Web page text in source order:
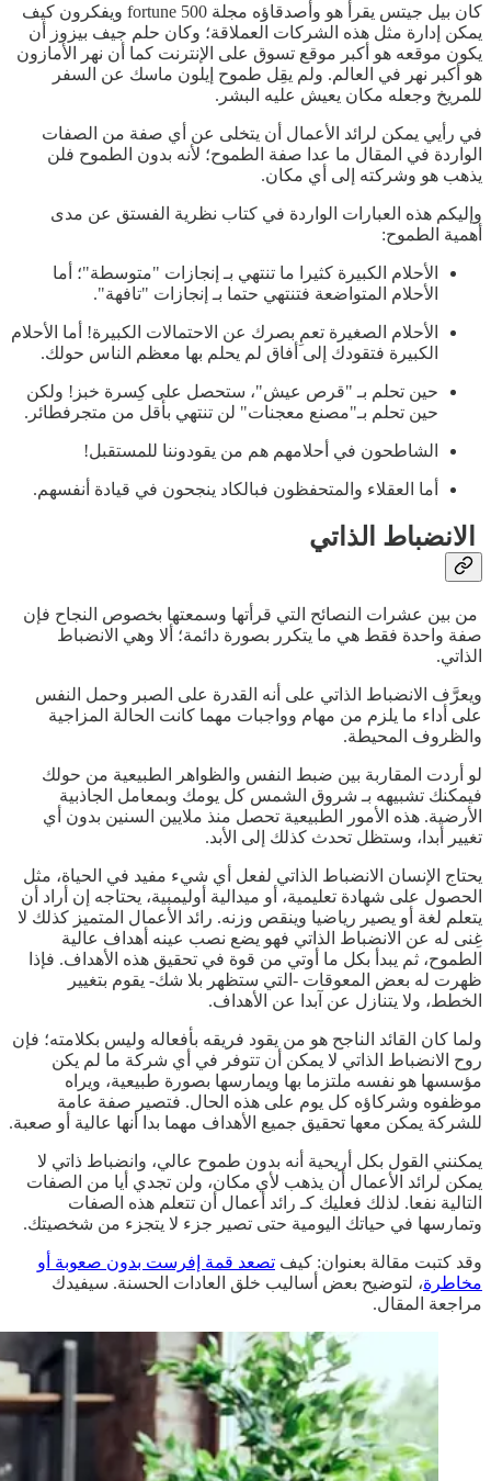
كان بيل جيتس يقرأ هو وأصدقاؤه مجلة 500 fortune ويفكرون كيف
يمكن إدارة مثل هذه الشركات العملاقة؛ وكان حلم جيف بيزوز أن
يكون موقعه هو أكبر موقع تسوق على الإنترنت كما أن نهر الأمازون
هو أكبر نهر في العالم. ولم يقِل طموح إيلون ماسك عن السفر
للمريخ وجعله مكان يعيش عليه البشر.
في رأيي يمكن لرائد الأعمال أن يتخلى عن أي صفة من الصفات
الواردة في المقال ما عدا صفة الطموح؛ لأنه بدون الطموح فلن
يذهب هو وشركته إلى أي مكان.
وإليكم هذه العبارات الواردة في كتاب نظرية الفستق عن مدى
أهمية الطموح:
الأحلام الكبيرة كثيرا ما تنتهي بـ إنجازات "متوسطة"؛ أما
الأحلام المتواضعة فتنتهي حتما بـ إنجازات "تافهة".
الأحلام الصغيرة تعمِ بصرك عن الاحتمالات الكبيرة! أما الأحلام
الكبيرة فتقودك إلى أفاق لم يحلم بها معظم الناس حولك.
حين تحلم بـ "قرص عيش"، ستحصل على كِسرة خبز! ولكن
حين تحلم بـ"مصنع معجنات" لن تنتهي بأقل من متجرفطائر.
الشاطحون في أحلامهم هم من يقودوننا للمستقبل!
أما العقلاء والمتحفظون فبالكاد ينجحون في قيادة أنفسهم.
الانضباط الذاتي
من بين عشرات النصائح التي قرأتها وسمعتها بخصوص النجاح فإن
صفة واحدة فقط هي ما يتكرر بصورة دائمة؛ ألا وهي الانضباط
الذاتي.
ويعرَّف الانضباط الذاتي على أنه القدرة على الصبر وحمل النفس
على أداء ما يلزم من مهام وواجبات مهما كانت الحالة المزاجية
والظروف المحيطة.
لو أردت المقاربة بين ضبط النفس والظواهر الطبيعية من حولك
فيمكنك تشبيهه بـ شروق الشمس كل يومك وبمعامل الجاذبية
الأرضية. هذه الأمور الطبيعية تحصل منذ ملايين السنين بدون أي
تغيير أبدا، وستظل تحدث كذلك إلى الأبد.
يحتاج الإنسان الانضباط الذاتي لفعل أي شيء مفيد في الحياة، مثل
الحصول على شهادة تعليمية، أو ميدالية أوليمبية، يحتاجه إن أراد أن
يتعلم لغة أو يصير رياضيا وينقص وزنه. رائد الأعمال المتميز كذلك لا
غِنى له عن الانضباط الذاتي فهو يضع نصب عينه أهداف عالية
الطموح، ثم يبدأ بكل ما أوتي من قوة في تحقيق هذه الأهداف. فإذا
ظهرت له بعض المعوقات -التي ستظهر بلا شك- يقوم بتغيير
الخطط، ولا يتنازل عن آبدا عن الأهداف.
ولما كان القائد الناجح هو من يقود فريقه بأفعاله وليس بكلامته؛ فإن
روح الانضباط الذاتي لا يمكن أن تتوفر في أي شركة ما لم يكن
مؤسسها هو نفسه ملتزما بها ويمارسها بصورة طبيعية، ويراه
موظفوه وشركاؤه كل يوم على هذه الحال. فتصير صفة عامة
للشركة يمكن معها تحقيق جميع الأهداف مهما بدا أنها عالية أو صعبة.
يمكنني القول بكل أريحية أنه بدون طموح عالي، وانضباط ذاتي لا
يمكن لرائد الأعمال أن يذهب لأي مكان، ولن تجدي أيا من الصفات
التالية نفعا. لذلك فعليك كـ رائد أعمال أن تتعلم هذه الصفات
وتمارسها في حياتك اليومية حتى تصير جزء لا يتجزء من شخصيتك.
وقد كتبت مقالة بعنوان: كيف تصعد قمة إفرست بدون صعوبة أو
مخاطرة، لتوضيح بعض أساليب خلق العادات الحسنة. سيفيدك
مراجعة المقال.